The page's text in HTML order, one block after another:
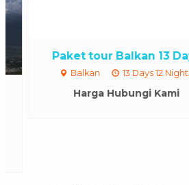
Paket tour Balkan 13 Days
Balkan 13 Days 12 Nights
Harga Hubungi Kami